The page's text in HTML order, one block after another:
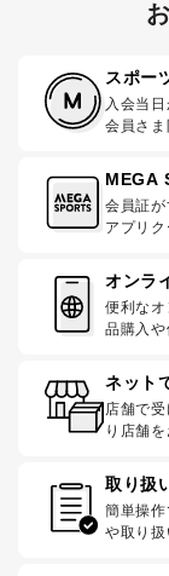
スポー
入会当
会員さま
MEGA
会員証が
アプリ
オンラ
便利な
品購入や
ネット
店舗で
り店舗
取り扱
簡単操
や取り扱